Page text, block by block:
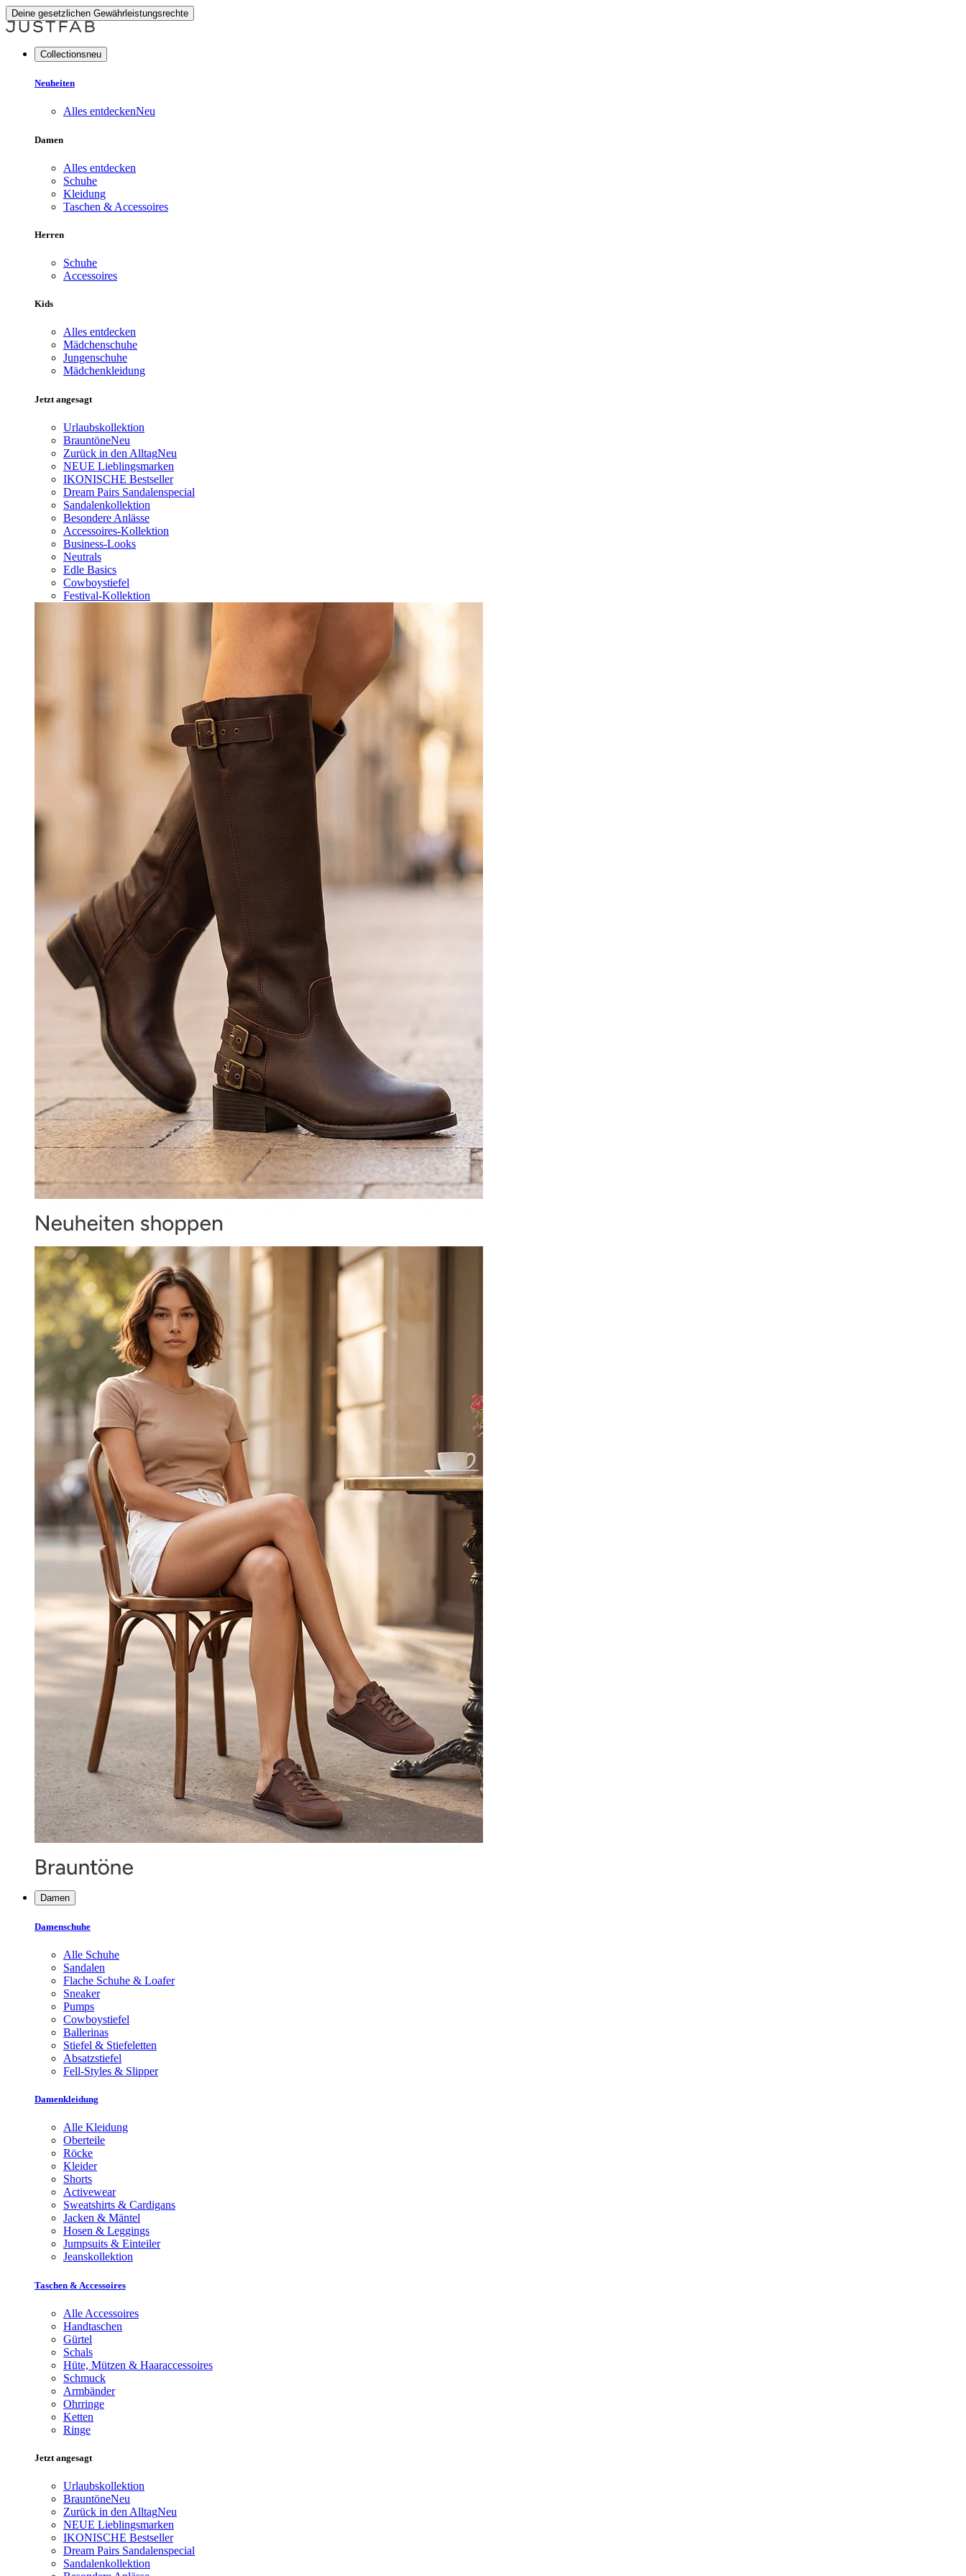
Deine gesetzlichen Gewährleistungsrechte
Collectionsneu
Neuheiten
Alles entdeckenNeu
Damen
Alles entdecken
Schuhe
Kleidung
Taschen & Accessoires
Herren
Schuhe
Accessoires
Kids
Alles entdecken
Mädchenschuhe
Jungenschuhe
Mädchenkleidung
Jetzt angesagt
Urlaubskollektion
BrauntöneNeu
Zurück in den AlltagNeu
NEUE Lieblingsmarken
IKONISCHE Bestseller
Dream Pairs Sandalenspecial
Sandalenkollektion
Besondere Anlässe
Accessoires-Kollektion
Business-Looks
Neutrals
Edle Basics
Cowboystiefel
Festival-Kollektion
Damen
Damenschuhe
Alle Schuhe
Sandalen
Flache Schuhe & Loafer
Sneaker
Pumps
Cowboystiefel
Ballerinas
Stiefel & Stiefeletten
Absatzstiefel
Fell-Styles & Slipper
Damenkleidung
Alle Kleidung
Oberteile
Röcke
Kleider
Shorts
Activewear
Sweatshirts & Cardigans
Jacken & Mäntel
Hosen & Leggings
Jumpsuits & Einteiler
Jeanskollektion
Taschen & Accessoires
Alle Accessoires
Handtaschen
Gürtel
Schals
Hüte, Mützen & Haaraccessoires
Schmuck
Armbänder
Ohrringe
Ketten
Ringe
Jetzt angesagt
Urlaubskollektion
BrauntöneNeu
Zurück in den AlltagNeu
NEUE Lieblingsmarken
IKONISCHE Bestseller
Dream Pairs Sandalenspecial
Sandalenkollektion